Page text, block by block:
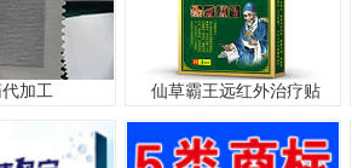
加工 仙草霸王远红外治疗贴